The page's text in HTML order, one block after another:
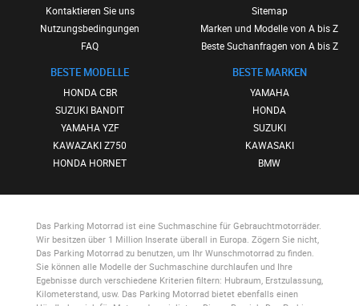
Kontaktieren Sie uns
Nutzungsbedingungen
FAQ
BESTE MODELLE
HONDA CBR
SUZUKI BANDIT
YAMAHA YZF
KAWAZAKI Z750
HONDA HORNET
Sitemap
Marken und Modelle von A bis Z
Beste Suchanfragen von A bis Z
BESTE MARKEN
YAMAHA
HONDA
SUZUKI
KAWASAKI
BMW
Das Parking Motorradist eine Suchmaschine für Gebrauchtmotorräder.
Wir besitzen über 1 Million Inserate überall in Europa. Zögern Sie nicht,
Das Parking Motorradzu benutzen, um Ihr Wunschmotorrad zu finden.
Sie können alle Modelle der Suchmaschine durchlaufen und Ihre
Egebnisse durch verschiedene Kriterien filtern: Hubraum, Erstzulassung,
Kilometerstand, usw. Das Parking Motorradbietet ebenfalls einen